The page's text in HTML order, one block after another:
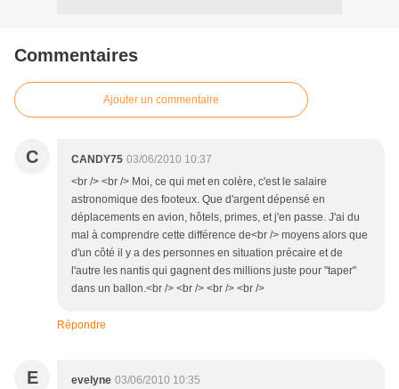
Commentaires
Ajouter un commentaire
C CANDY75 03/06/2010 10:37
<br /> <br /> Moi, ce qui met en colère, c'est le salaire
astronomique des footeux. Que d'argent dépensé en
déplacements en avion, hôtels, primes, et j'en passe. J'ai du
mal à comprendre cette différence de<br /> moyens alors que
d'un côté il y a des personnes en situation précaire et de
l'autre les nantis qui gagnent des millions juste pour "taper"
dans un ballon.<br /> <br /> <br /> <br />
Répondre
E evelyne 03/06/2010 10:35